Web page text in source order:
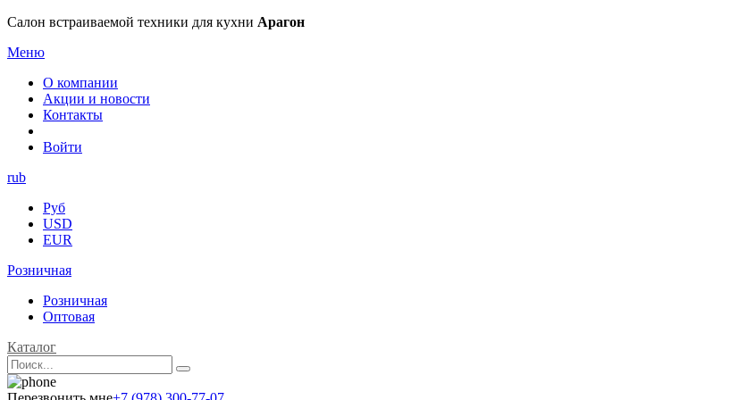
Салон встраиваемой техники для кухни Арагон
Меню
О компании
Акции и новости
Контакты
Войти
rub
Руб
USD
EUR
Розничная
Розничная
Оптовая
Каталог